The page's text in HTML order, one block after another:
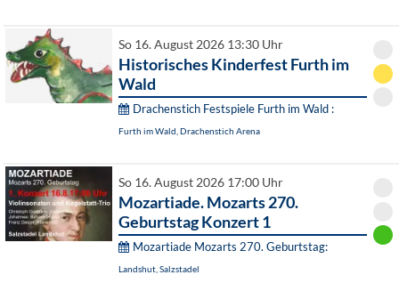
So 16. August 2026 13:30 Uhr
Historisches Kinderfest Furth im
Wald
Drachenstich Festspiele Furth im Wald :
Furth im Wald, Drachenstich Arena
So 16. August 2026 17:00 Uhr
Mozartiade. Mozarts 270.
Geburtstag Konzert 1
Mozartiade Mozarts 270. Geburtstag:
Landshut, Salzstadel